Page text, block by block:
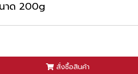
าด 200g
สั่งซื้อสินค้า